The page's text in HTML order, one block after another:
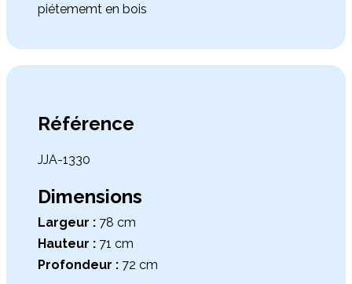
piétememt en bois
Référence
JJA-1330
Dimensions
Largeur : 78 cm
Hauteur : 71 cm
Profondeur : 72 cm